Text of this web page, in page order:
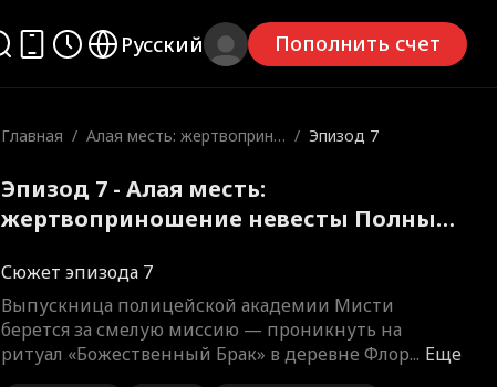
Русский Пополнить счет
Главная / Алая месть: жертвоприно
/ Эпизод 7
Эпизод 7 - Алая месть:
жертвоприношение невесты Полный
Сюжет эпизода 7
Еще
Выпускница полицейской академии Мисти
берется за смелую миссию — проникнуть на
ритуал «Божественный Брак» в деревне Флор...